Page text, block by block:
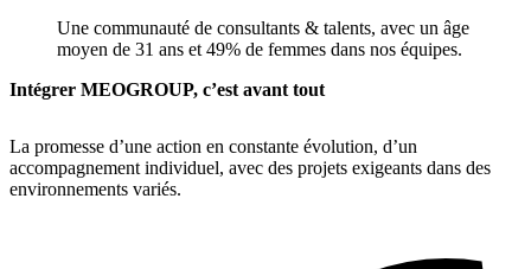
Une communauté de consultants & talents, avec un âge
moyen de 31 ans et 49% de femmes dans nos équipes.
Intégrer MEOGROUP, c’est avant tout
La promesse d’une action en constante évolution, d’un
accompagnement individuel, avec des projets exigeants dans des
environnements variés.